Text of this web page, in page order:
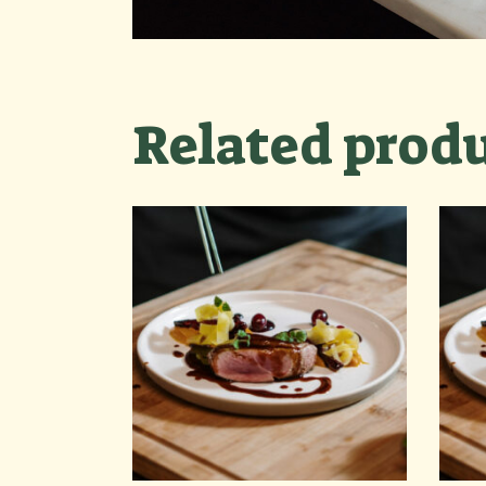
Related